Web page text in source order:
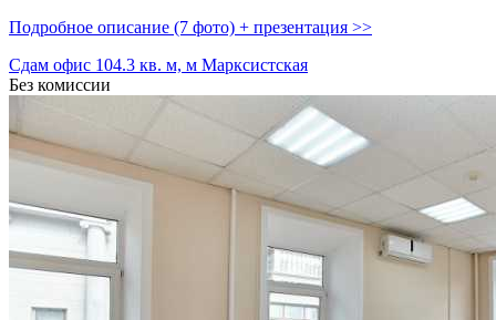
Подробное описание (7 фото) + презентация >>
Сдам офис 104.3 кв. м, м Марксистская
Без комиссии